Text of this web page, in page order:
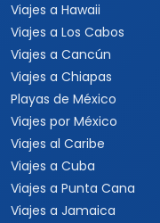
Viajes a Hawaii
Viajes a Los Cabos
Viajes a Cancún
Viajes a Chiapas
Playas de México
Viajes por México
Viajes al Caribe
Viajes a Cuba
Viajes a Punta Cana
Viajes a Jamaica